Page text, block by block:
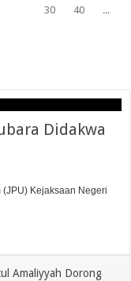
30
40
...
Didakwa
(JPU) Kejaksaan Negeri
Amaliyyah Dorong